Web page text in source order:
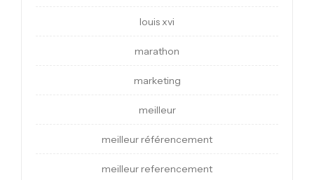
louis xvi
marathon
marketing
meilleur
meilleur référencement
meilleur referencement